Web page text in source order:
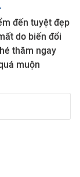
đến tuyệt đẹp
do biến đổi
thăm ngay
muộn